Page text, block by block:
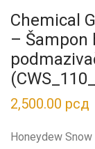
Chemical
– Šampon
2,500.00 рсд
Honeydew